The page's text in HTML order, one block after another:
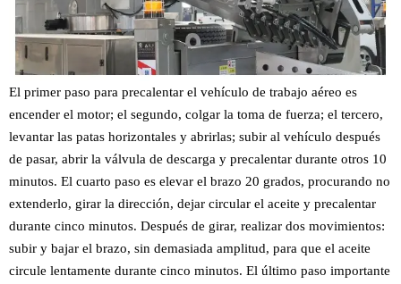
El primer paso para precalentar el vehículo de trabajo aéreo es
encender el motor; el segundo, colgar la toma de fuerza; el tercero,
levantar las patas horizontales y abrirlas; subir al vehículo después
de pasar, abrir la válvula de descarga y precalentar durante otros 10
minutos. El cuarto paso es elevar el brazo 20 grados, procurando no
extenderlo, girar la dirección, dejar circular el aceite y precalentar
durante cinco minutos. Después de girar, realizar dos movimientos:
subir y bajar el brazo, sin demasiada amplitud, para que el aceite
circule lentamente durante cinco minutos. El último paso importante